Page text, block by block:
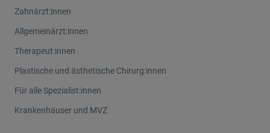
Lösungen für
Zahnärzt:innen
Allgemeinärzt:innen
Therapeut:innen
Plastische und ästhetische Chirurg:innen
Für alle Spezialist:innen